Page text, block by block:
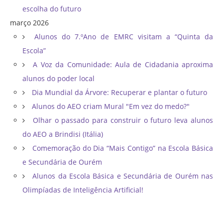
escolha do futuro
março 2026
Alunos do 7.ºAno de EMRC visitam a “Quinta da
Escola”
A Voz da Comunidade: Aula de Cidadania aproxima
alunos do poder local
Dia Mundial da Árvore: Recuperar e plantar o futuro
Alunos do AEO criam Mural "Em vez do medo?"
Olhar o passado para construir o futuro leva alunos
do AEO a Brindisi (Itália)
Comemoração do Dia “Mais Contigo” na Escola Básica
e Secundária de Ourém
Alunos da Escola Básica e Secundária de Ourém nas
Olimpíadas de Inteligência Artificial!